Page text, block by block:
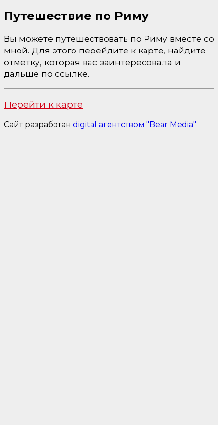
Путешествие по Риму
Вы можете путешествовать по Риму вместе со
мной. Для этого перейдите к карте, найдите
отметку, которая вас заинтересовала и
дальше по ссылке.
Перейти к карте
Сайт разработан digital агентством "Bear Media"